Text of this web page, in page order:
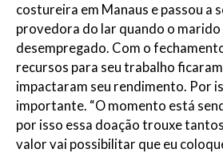
costureira em Manaus e passou a
provedora do lar quando o marido
desempregado. Com o
recursos para seu trabalho
impactaram seu rendimento. Por
importante. “O momento está
por isso essa doação trouxe
valor vai possibilitar que eu